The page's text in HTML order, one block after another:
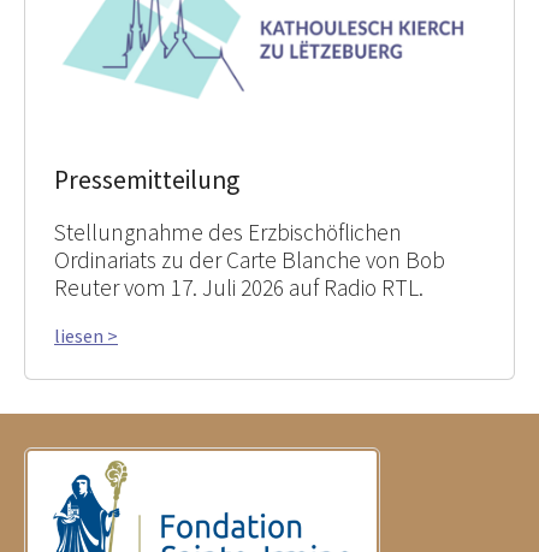
Pressemitteilung
Stellungnahme des Erzbischöflichen
Ordinariats zu der Carte Blanche von Bob
Reuter vom 17. Juli 2026 auf Radio RTL.
liesen >